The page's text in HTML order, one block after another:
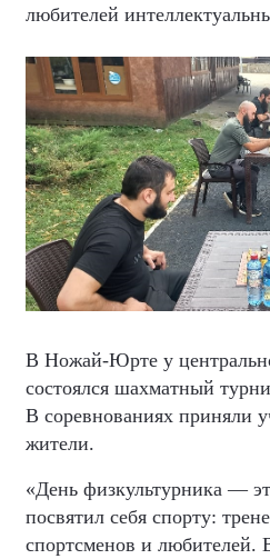
любителей
В Ножай-Юрте у
состоялся шахматный
В соревнованиях приняли
жители.
«День физкультурника —
посвятил себя спорту:
спортсменов и любителей.